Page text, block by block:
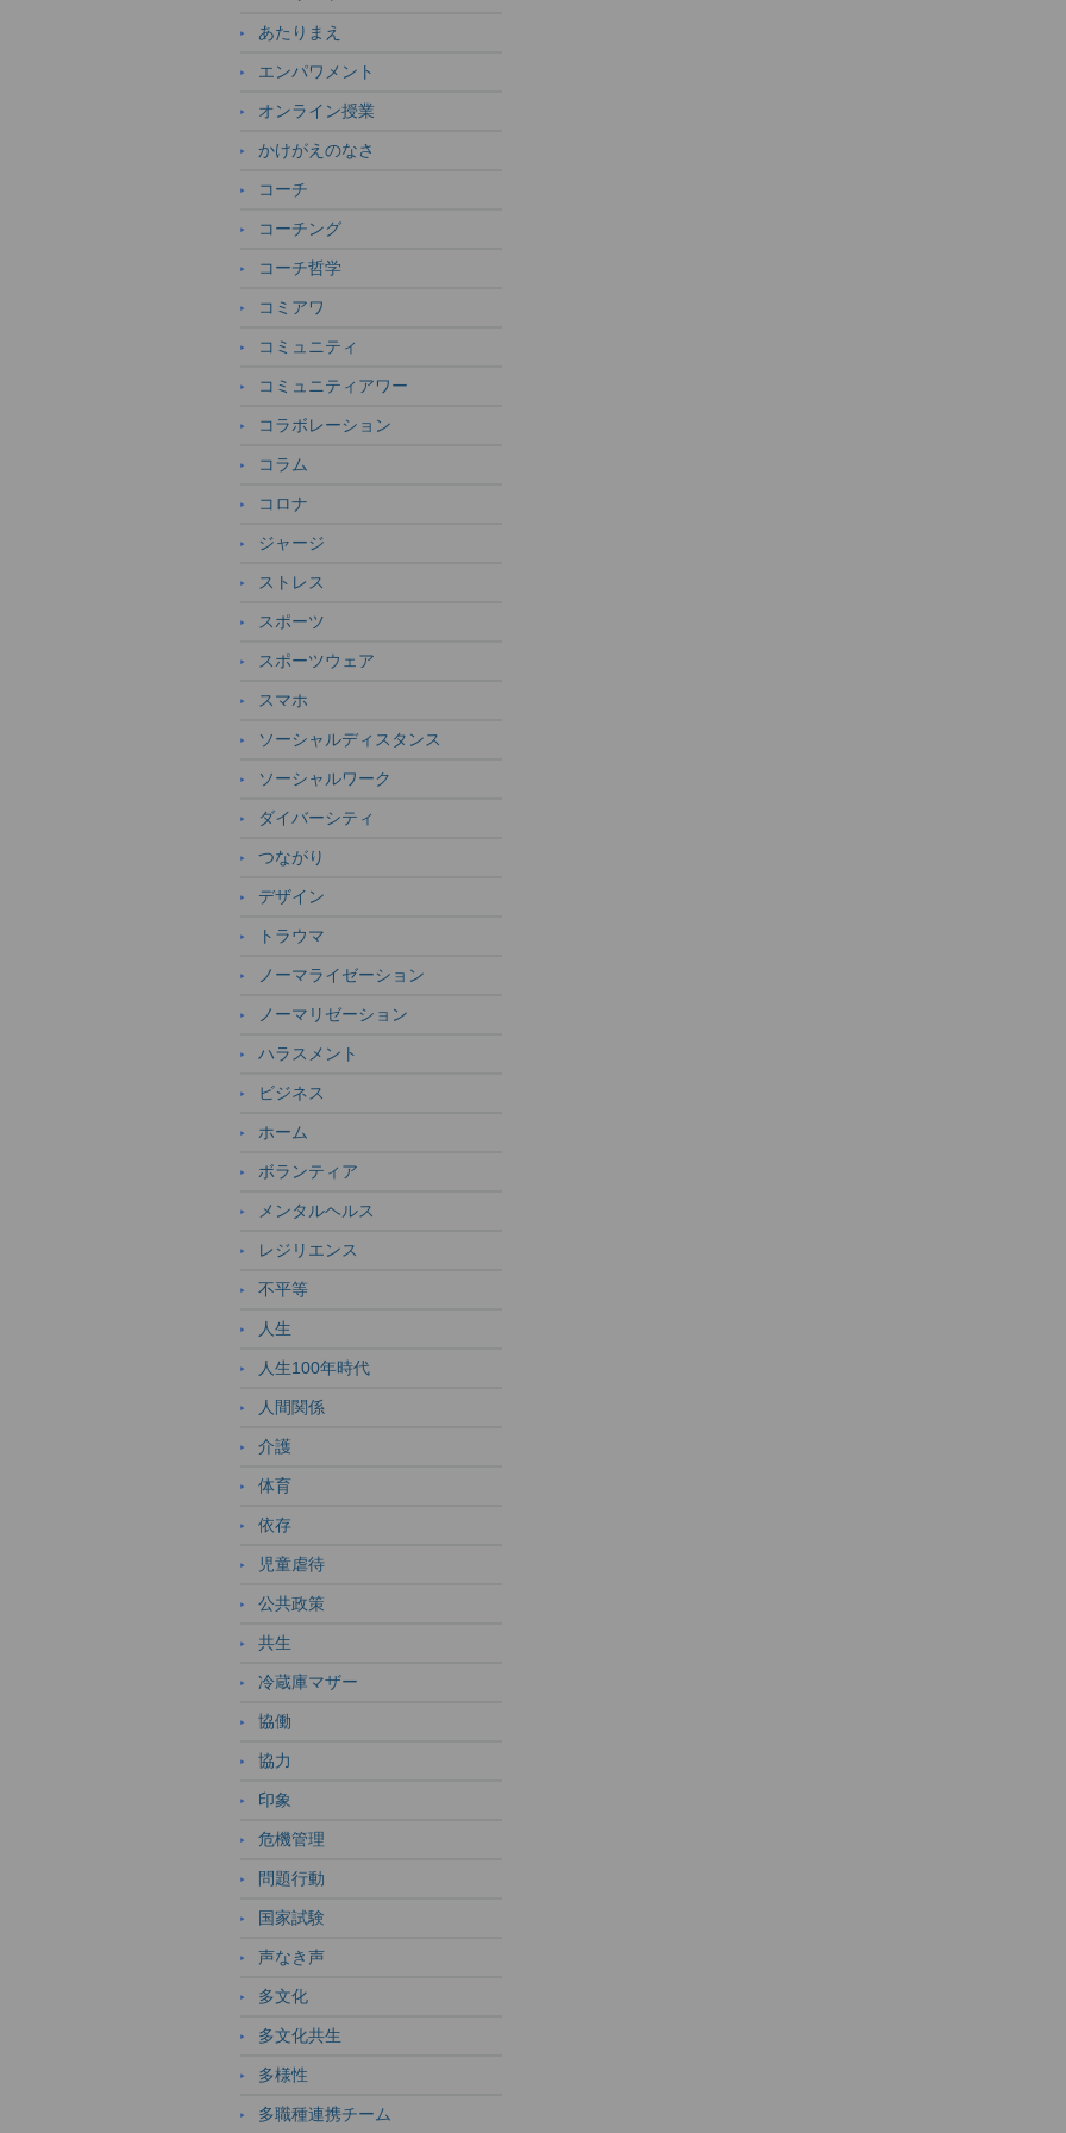
あたりまえ
エンパワメント
オンライン授業
かけがえのなさ
コーチ
コーチング
コーチ哲学
コミアワ
コミュニティ
コミュニティアワー
コラボレーション
コラム
コロナ
ジャージ
ストレス
スポーツ
スポーツウェア
スマホ
ソーシャルディスタンス
ソーシャルワーク
ダイバーシティ
つながり
デザイン
トラウマ
ノーマライゼーション
ノーマリゼーション
ハラスメント
ビジネス
ホーム
ボランティア
メンタルヘルス
レジリエンス
不平等
人生
人生100年時代
人間関係
介護
体育
依存
児童虐待
公共政策
共生
冷蔵庫マザー
協働
協力
印象
危機管理
問題行動
国家試験
声なき声
多文化
多文化共生
多様性
多職種連携チーム